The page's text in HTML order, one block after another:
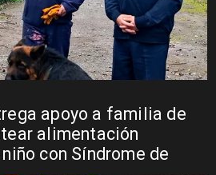
apoyo a familia de
alimentación
con Síndrome de